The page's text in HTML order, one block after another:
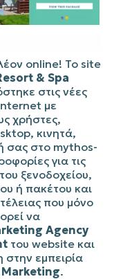
online! Το site
& Spa
στις νέες
με
χρήστες,
κινητά,
σας στο mythos-
για τις
ξενοδοχείου,
ή πακέτου και
που μόνο
να
Agency
του website και
στην εμπειρία
.